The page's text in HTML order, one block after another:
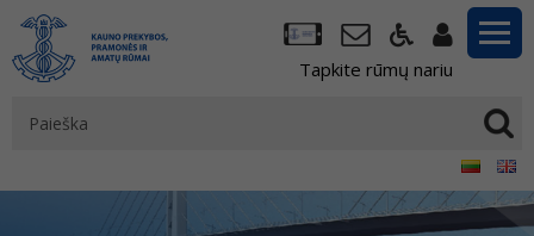
Tapkite rūmų nariu